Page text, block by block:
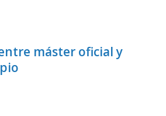
máster oficial y